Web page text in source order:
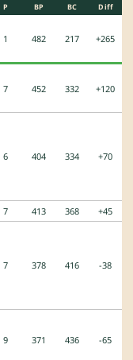
P BP BC Diff
1 482 217 +265
7 452 332 +120
6 404 334 +70
7 413 368 +45
7 378 416 -38
9 371 436 -65